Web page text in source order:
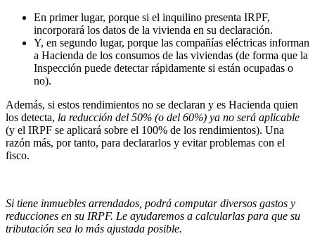
En primer lugar, porque si el inquilino presenta IRPF,
incorporará los datos de la vivienda en su declaración.
Y, en segundo lugar, porque las compañías eléctricas informan
a Hacienda de los consumos de las viviendas (de forma que la
Inspección puede detectar rápidamente si están ocupadas o
no).
Además, si estos rendimientos no se declaran y es Hacienda quien
los detecta, la reducción del 50% (o del 60%) ya no será aplicable
(y el IRPF se aplicará sobre el 100% de los rendimientos). Una
razón más, por tanto, para declararlos y evitar problemas con el
fisco.
Si tiene inmuebles arrendados, podrá computar diversos gastos y
reducciones en su IRPF. Le ayudaremos a calcularlas para que su
tributación sea lo más ajustada posible.